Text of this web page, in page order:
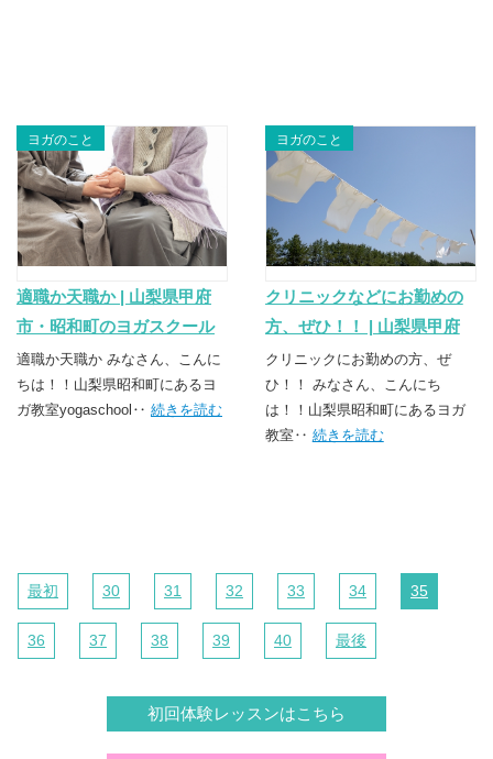
ヨガのこと
適職か天職か | 山梨県甲府
市・昭和町のヨガスクール
TSUNAGU（つなぐ）
適職か天職か みなさん、こんに
ちは！！山梨県昭和町にあるヨ
ガ教室yogaschool‥ 続きを読む
ヨガのこと
クリニックなどにお勤めの
方、ぜひ！！ | 山梨県甲府
市・昭和町のヨガスクール
TSUNAGU（つなぐ）
クリニックにお勤めの方、ぜ
ひ！！ みなさん、こんにち
は！！山梨県昭和町にあるヨガ
教室‥ 続きを読む
最初 30 31 32 33 34 35
36 37 38 39 40 最後
初回体験レッスンはこちら